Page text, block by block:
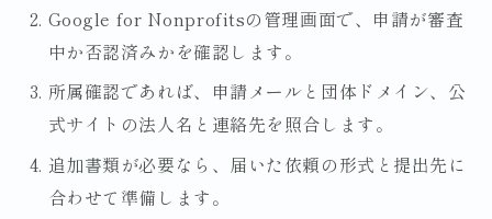
Google for Nonprofitsの管理画面で、申請が審査
中か否認済みかを確認します。
所属確認であれば、申請メールと団体ドメイン、公
式サイトの法人名と連絡先を照合します。
追加書類が必要なら、届いた依頼の形式と提出先に
合わせて準備します。